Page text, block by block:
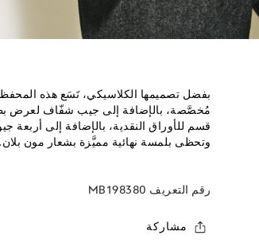
بفضل تصميمها الكلاسيكي، تَسَع هذه
مُخصَّصة، بالإضافة إلى جيب شفّاف لعرض
قسم للأوراق النقدية، بالإضافة إلى
وتحظى بلمسة نهائية مميَّزة بشعار مون بلان.
رقم التعريف MB198380
مشاركة